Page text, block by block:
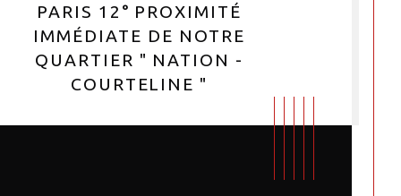
PARIS 12° PROXIMITÉ
IMMÉDIATE DE NOTRE
QUARTIER " NATION -
COURTELINE "